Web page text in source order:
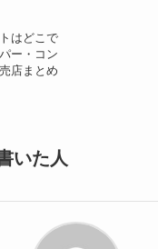
はどこで
ー・コン
店まとめ
いた人